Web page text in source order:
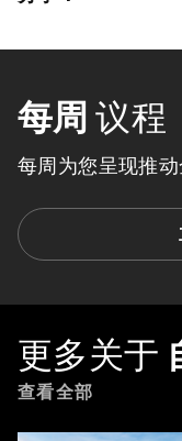
每周 议程
每周为您呈现推动
更多关于
查看全部